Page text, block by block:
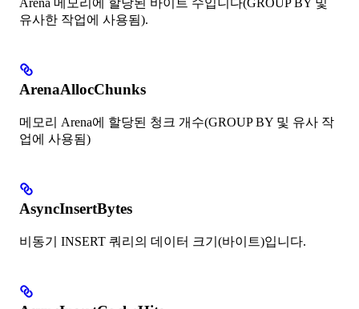
유사한 작업에 사용됨).
ArenaAllocChunks
메모리 Arena에 할당된 청크 개수(GROUP BY 및 유사 작
업에 사용됨)
AsyncInsertBytes
비동기 INSERT 쿼리의 데이터 크기(바이트)입니다.